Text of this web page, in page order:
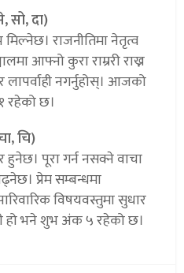
सो, दा)
मिल्नेछ। राजनीतिमा नेतृत्व
आफ्नो कुरा राम्ररी राख्न
नगर्नुहोस्। आजको
छ।
चि)
हुनेछ। पूरा गर्न नसक्ने वाचा
प्रेम सम्बन्धमा
विषयवस्तुमा सुधार
भने शुभ अंक ५ रहेको छ।